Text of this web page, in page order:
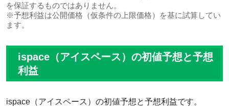
を保証するものではありません。
※予想利益は公開価格（仮条件の上限価格）を基に試算してい
ます。
ispace（アイスペース）の初値予想と予想
利益
ispace（アイスペース）の初値予想と予想利益です。